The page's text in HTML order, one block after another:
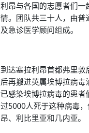
昂与各国的志愿者们一
。团队共三十人，由普
急诊医学顾问组成。
达塞拉利昂首都弗里敦
再搬进英属埃博拉病
感染埃博拉病毒的患者
5000人死于这种病毒
、利比里亚和几内亚。